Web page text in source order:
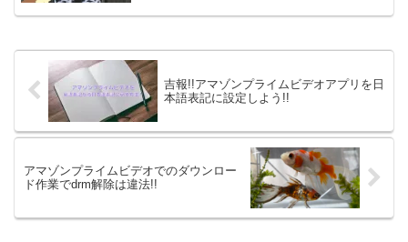
吉報!!アマゾンプライムビデオアプリを日
本語表記に設定しよう!!
アマゾンプライムビデオでのダウンロー
ド作業でdrm解除は違法!!